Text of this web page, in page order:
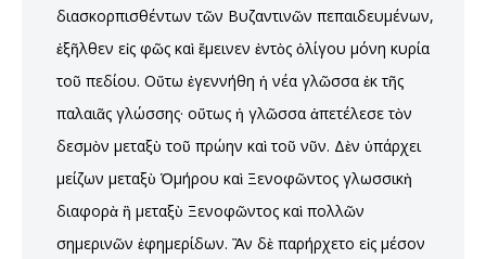
διασκορπισθέντων τῶν Βυζαντινῶν πεπαιδευμένων,
ἐξῆλθεν εἰς φῶς καὶ ἔμεινεν ἐντὸς ὀλίγου μόνη κυρία
τοῦ πεδίου. Οὕτω ἐγεννήθη ἡ νέα γλῶσσα ἐκ τῆς
παλαιᾶς γλώσσης· οὕτως ἡ γλῶσσα ἀπετέλεσε τὸν
δεσμὸν μεταξὺ τοῦ πρώην καὶ τοῦ νῦν. Δὲν ὑπάρχει
μείζων μεταξὺ Ὁμήρου καὶ Ξενοφῶντος γλωσσικὴ
διαφορὰ ἢ μεταξὺ Ξενοφῶντος καὶ πολλῶν
σημερινῶν ἐφημερίδων. Ἂν δὲ παρήρχετο εἰς μέσον